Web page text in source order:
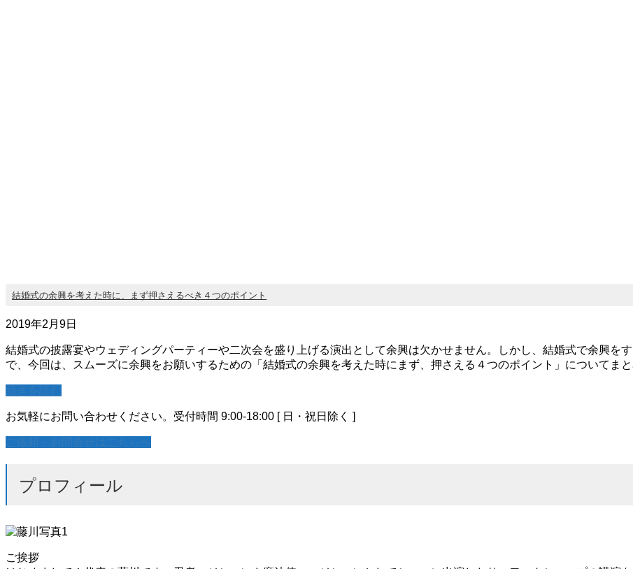
結婚式の余興を考えた時に、まず押さえるべき４つのポイント
2019年2月9日
結婚式の披露宴やウェディングパーティーや二次会を盛り上げる演出として余興は欠かせません。しかし、結婚式で余興を
で、今回は、スムーズに余興をお願いするための「結婚式の余興を考えた時にまず、押さえる４つのポイント」についてま
お気軽にお問い合わせください。 受付時間 9:00-18:00 [ 日・祝日除く ]
プロフィール
ご挨拶